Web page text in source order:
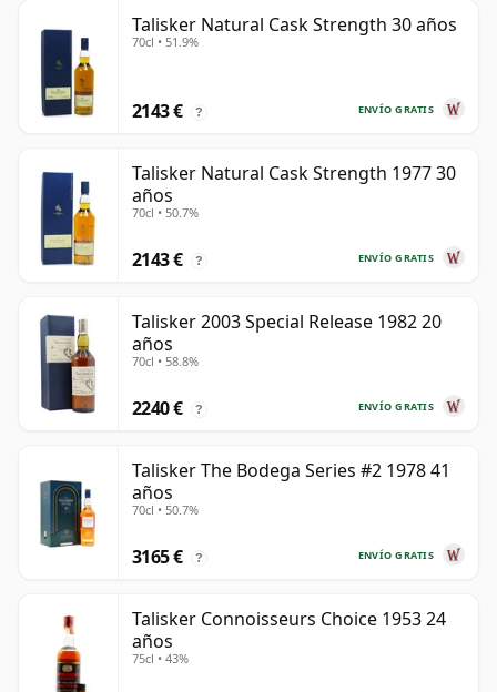
Talisker Natural Cask Strength 30 años
70cl • 51.9%
ENVÍO GRATIS
2143 € ?
Talisker Natural Cask Strength 1977 30
años
70cl • 50.7%
ENVÍO GRATIS
2143 € ?
Talisker 2003 Special Release 1982 20
años
70cl • 58.8%
ENVÍO GRATIS
2240 € ?
Talisker The Bodega Series #2 1978 41
años
70cl • 50.7%
ENVÍO GRATIS
3165 € ?
Talisker Connoisseurs Choice 1953 24
años
75cl • 43%